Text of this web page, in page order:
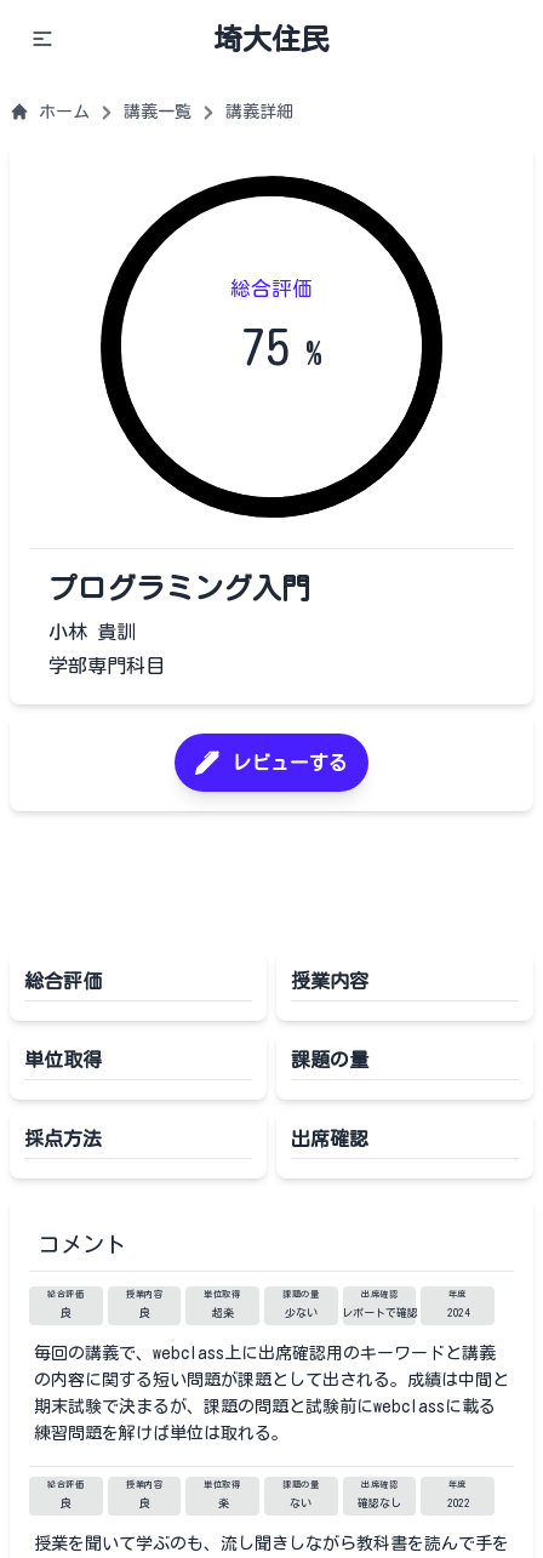
埼大住民
ホーム 講義一覧 講義詳細
総合評価
75 %
プログラミング入門
小林 貴訓
学部専門科目
レビューする
総合評価 授業内容
単位取得 課題の量
採点方法 出席確認
コメント
総合評価
良
授業内容
良
単位取得
超楽
課題の量
少ない
出席確認
レポートで確認
年度
2024
毎回の講義で、webclass上に出席確認用のキーワードと講義
の内容に関する短い問題が課題として出される。成績は中間と
期末試験で決まるが、課題の問題と試験前にwebclassに載る
練習問題を解けば単位は取れる。
総合評価
良
授業内容
良
単位取得
楽
課題の量
ない
出席確認
確認なし
年度
2022
授業を聞いて学ぶのも、流し聞きしながら教科書を読んで手を